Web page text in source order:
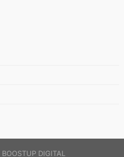
BOOSTUP DIGITAL